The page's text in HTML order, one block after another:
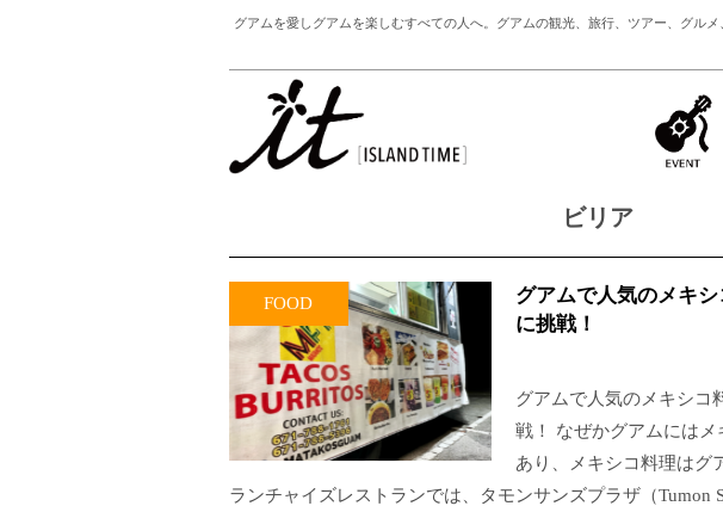
グアムを愛しグアムを楽しむすべての人へ。グアムの観光、旅行、ツアー、グル
ビリア
FOOD
グアムで人気のメキ
に挑戦！
グアムで人気のメキシコ
戦！ なぜかグアムにはメ
あり、メキシコ料理はグ
ランチャイズレストランでは、タモンサンズプラザ（Tumon